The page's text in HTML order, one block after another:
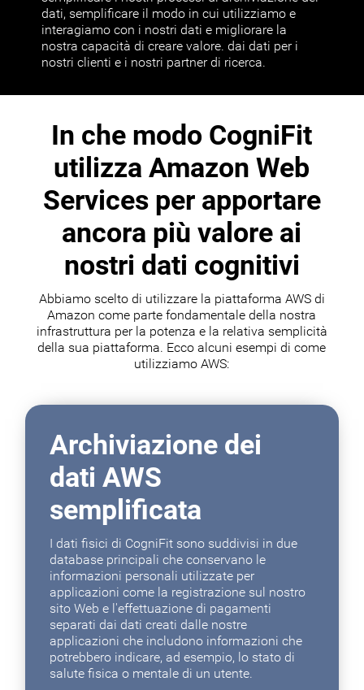
dati, semplificare il modo in cui utilizziamo e
interagiamo con i nostri dati e migliorare la
nostra capacità di creare valore. dai dati per i
nostri clienti e i nostri partner di ricerca.
In che modo CogniFit
utilizza Amazon Web
Services per apportare
ancora più valore ai
nostri dati cognitivi
Abbiamo scelto di utilizzare la piattaforma AWS di
Amazon come parte fondamentale della nostra
infrastruttura per la potenza e la relativa semplicità
della sua piattaforma. Ecco alcuni esempi di come
utilizziamo AWS:
Archiviazione dei
dati AWS
semplificata
I dati fisici di CogniFit sono suddivisi in due
database principali che conservano le
informazioni personali utilizzate per
applicazioni come la registrazione sul nostro
sito Web e l'effettuazione di pagamenti
separati dai dati creati dalle nostre
applicazioni che includono informazioni che
potrebbero indicare, ad esempio, lo stato di
salute fisica o mentale di un utente.